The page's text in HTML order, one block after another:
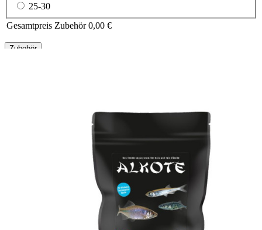
25-30
Gesamtpreis Zubehör 0,00 €
Zubehör